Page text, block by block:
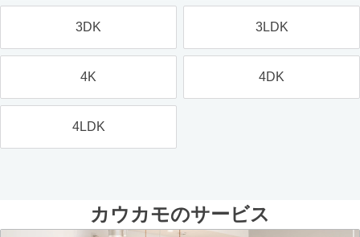
3DK 3LDK
4K 4DK
4LDK
カウカモのサービス